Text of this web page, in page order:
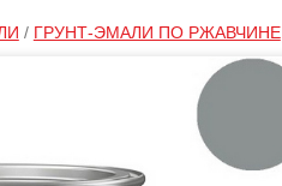
/ ГРУНТ-ЭМАЛИ ПО РЖАВЧИНЕ